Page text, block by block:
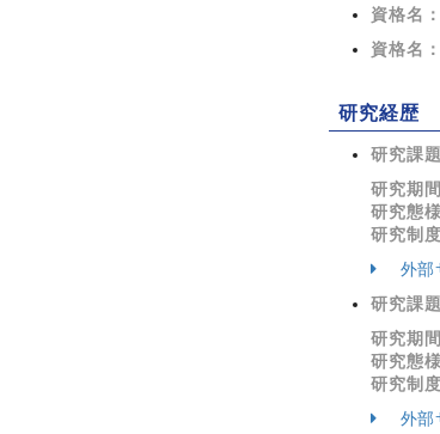
資格名
資格名
研究経歴
研究課
研究期間
研究態
研究制度
外部
研究課
研究期間
研究態
研究制度
外部